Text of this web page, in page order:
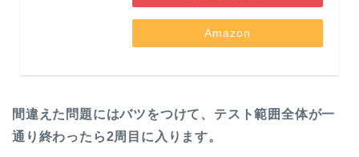
Amazon
間違えた問題にはバツをつけて、テスト範囲全体が一
通り終わったら2周目に入ります。